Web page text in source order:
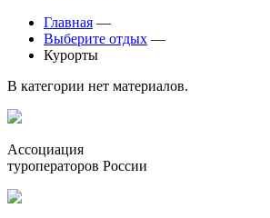
Главная —
Выберите отдых —
Курорты
В категории нет материалов.
Ассоциация
туроператоров России